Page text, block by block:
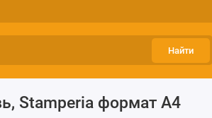
Найти
Stamperia формат А4